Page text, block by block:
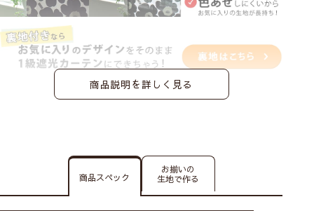
商品説明を詳しく見る
商品スペック
お揃いの
生地で作る